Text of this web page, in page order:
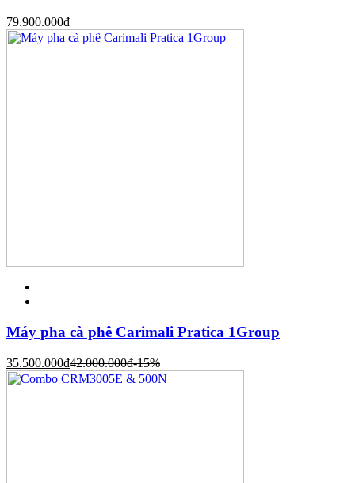
79.900.000đ
Máy pha cà phê Carimali Pratica 1Group
35.500.000đ42.000.000đ-15%